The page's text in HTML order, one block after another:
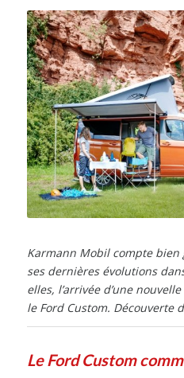
Karmann Mobil compte
ses dernières évolutions
elles, l’arrivée d’une
le Ford Custom. Découverte
Le Ford Custom